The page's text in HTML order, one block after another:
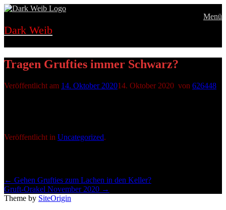
Zum
springen
Dark Weib
Menü
Tragen Grufties immer Schwarz?
Veröffentlicht am 14. Oktober 202014. Oktober 2020 von 626448
Veröffentlicht in Uncategorized.
← Gehen Grufties zum Lachen in den Keller?
Gruft-Orakel November 2020 →
Theme by SiteOrigin